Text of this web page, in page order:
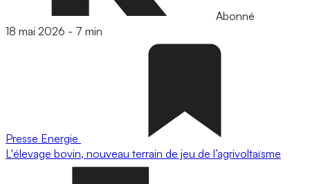
Abonné
18 mai 2026 - 7 min
Presse Energie
L'élevage bovin, nouveau terrain de jeu de l’agrivoltaïsme